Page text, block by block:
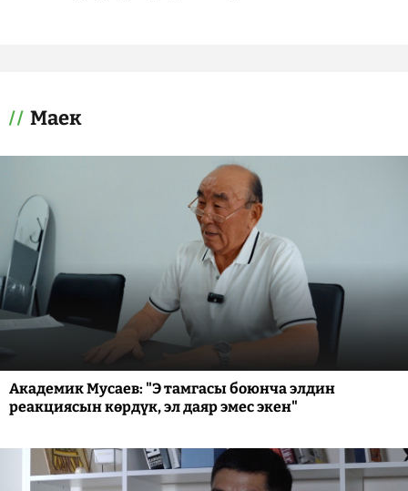
Маек
Академик Мусаев: "Э тамгасы боюнча элдин
реакциясын көрдүк, эл даяр эмес экен"